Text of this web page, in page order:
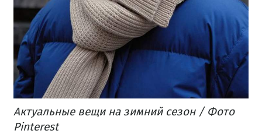
Актуальные вещи на зимний сезон / Фото
Pinterest